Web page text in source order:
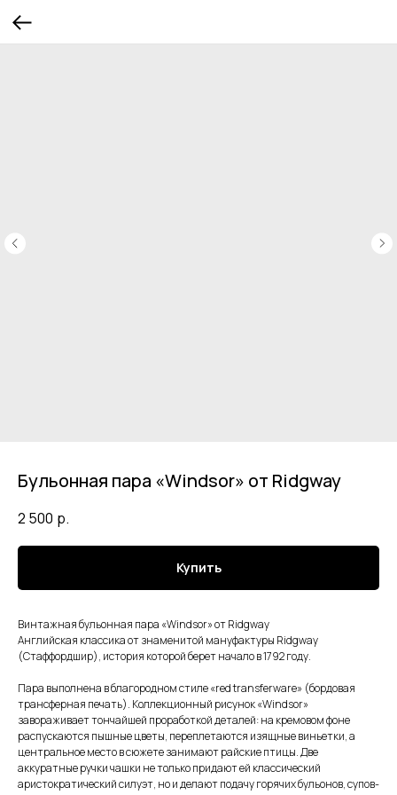
Бульонная пара «Windsor» от Ridgway
2 500 р.
Купить
Винтажная бульонная пара «Windsor» от Ridgway
Английская классика от знаменитой мануфактуры Ridgway
(Стаффордшир), история которой берет начало в 1792 году.
Пара выполнена в благородном стиле «red transferware» (бордовая
трансферная печать). Коллекционный рисунок «Windsor»
завораживает тончайшей проработкой деталей: на кремовом фоне
распускаются пышные цветы, переплетаются изящные виньетки, а
центральное место в сюжете занимают райские птицы. Две
аккуратные ручки чашки не только придают ей классический
аристократический силуэт, но и делают подачу горячих бульонов, супов-